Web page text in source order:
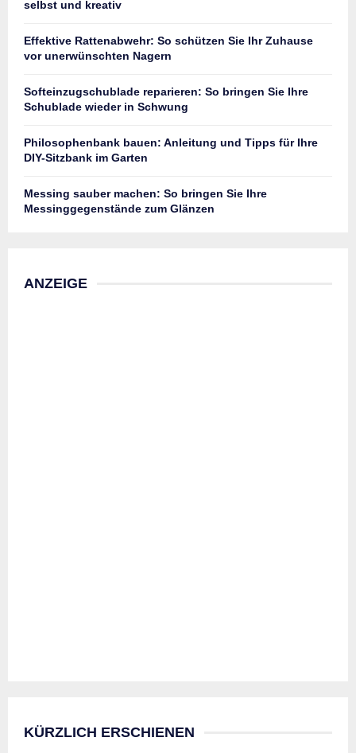
selbst und kreativ
Effektive Rattenabwehr: So schützen Sie Ihr Zuhause
vor unerwünschten Nagern
Softeinzugschublade reparieren: So bringen Sie Ihre
Schublade wieder in Schwung
Philosophenbank bauen: Anleitung und Tipps für Ihre
DIY-Sitzbank im Garten
Messing sauber machen: So bringen Sie Ihre
Messinggegenstände zum Glänzen
ANZEIGE
KÜRZLICH ERSCHIENEN